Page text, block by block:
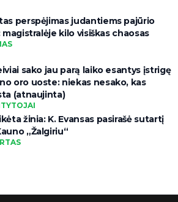
perspėjimas judantiems pajūrio
magistralėje kilo visiškas chaosas
sako jau parą laiko esantys įstrigę
oro uoste: niekas nesako, kas
(atnaujinta)
žinia: K. Evansas pasirašė sutartį
„Žalgiriu“